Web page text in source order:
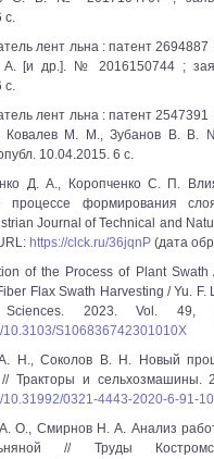
с.
лент льна : патент
[и др.]. № 2016150744 ;
с.
лент льна : патент
Ковалев М. М., Зубанов В. В.
10.04.2015. 6 с.
Д. А., Коропченко С. П.
процессе формирования
Journal of Technical and
https://clck.ru/36jqnP (дата
of the Process of Plant Swath
Flax Swath Harvesting / Yu. F.
Sciences. 2023. Vol.
10.3103/S106836742301010X
Н., Соколов В. Н. Новый
// Тракторы и
10.31992/0321-4443-2020-6-91-
О., Смирнов Н. А. Анализ
// Труды